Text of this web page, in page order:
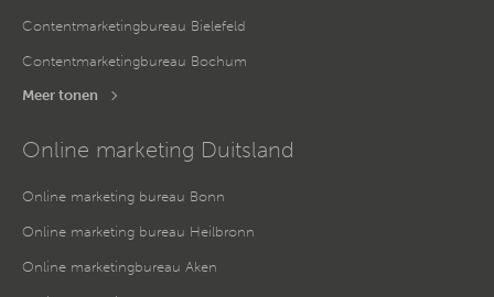
Contentmarketingbureau Bielefeld
Contentmarketingbureau Bochum
Meer tonen
Online marketing Duitsland
Online marketing bureau Bonn
Online marketing bureau Heilbronn
Online marketingbureau Aken